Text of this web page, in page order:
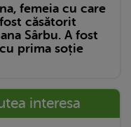
femeia cu care
căsătorit
Sârbu. A fost
prima soție
interesa